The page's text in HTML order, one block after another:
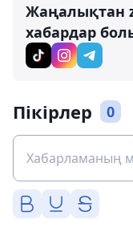
Жаңалықтан
хабардар
Пікірлер 0